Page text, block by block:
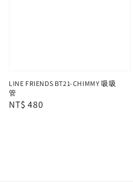
LINE FRIENDS BT21-CHIMMY 吸吸
管
Regular
NT$ 480